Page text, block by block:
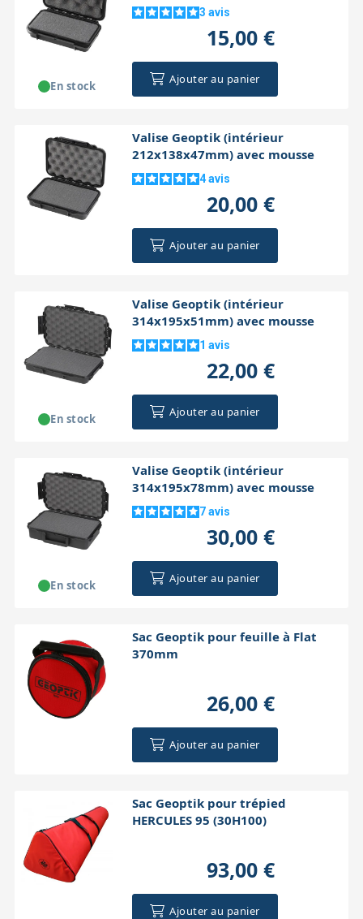
3 avis
15,00 €
Ajouter au panier
En stock
Valise Geoptik (intérieur
212x138x47mm) avec mousse
4avis
20,00 €
Ajouter au panier
Valise Geoptik (intérieur
314x195x51mm) avec mousse
1 avis
22,00 €
Ajouter au panier
En stock
Valise Geoptik (intérieur
314x195x78mm) avec mousse
7avis
30,00 €
Ajouter au panier
En stock
Sac Geoptik pour feuille à Flat
370mm
26,00 €
Ajouter au panier
Sac Geoptik pour trépied
HERCULES 95 (30H100)
93,00 €
Ajouter au panier